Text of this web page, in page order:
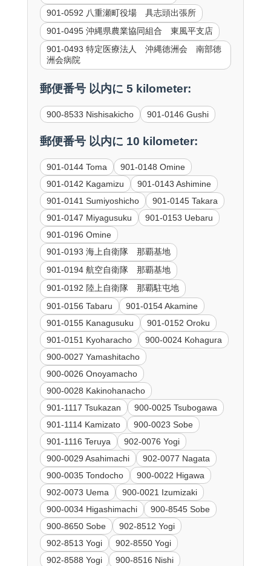
901-0592 八重瀬町役場 具志頭出張所
901-0495 沖縄県農業協同組合 東風平支店
901-0493 特定医療法人 沖縄徳洲会 南部徳
洲会病院
郵便番号 以内に 5 kilometer:
900-8533 Nishisakicho 901-0146 Gushi
郵便番号 以内に 10 kilometer:
901-0144 Toma
901-0148 Omine
901-0142 Kagamizu
901-0143 Ashimine
901-0141 Sumiyoshicho
901-0145 Takara
901-0147 Miyagusuku
901-0153 Uebaru
901-0196 Omine
901-0193 海上自衛隊 那覇基地
901-0194 航空自衛隊 那覇基地
901-0192 陸上自衛隊 那覇駐屯地
901-0156 Tabaru
901-0154 Akamine
901-0155 Kanagusuku
901-0152 Oroku
901-0151 Kyoharacho
900-0024 Kohagura
900-0027 Yamashitacho
900-0026 Onoyamacho
900-0028 Kakinohanacho
901-1117 Tsukazan
900-0025 Tsubogawa
901-1114 Kamizato
900-0023 Sobe
901-1116 Teruya
902-0076 Yogi
900-0029 Asahimachi
902-0077 Nagata
900-0035 Tondocho
900-0022 Higawa
902-0073 Uema
900-0021 Izumizaki
900-0034 Higashimachi
900-8545 Sobe
900-8650 Sobe
902-8512 Yogi
902-8513 Yogi
902-8550 Yogi
902-8588 Yogi
900-8516 Nishi